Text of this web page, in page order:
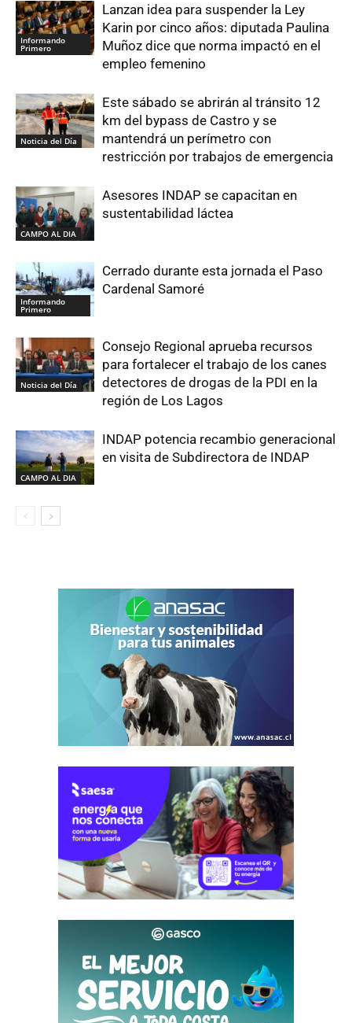
Informando
Primero
Lanzan idea para suspender la Ley
Karin por cinco años: diputada Paulina
Muñoz dice que norma impactó en el
empleo femenino
Noticia del Día
Este sábado se abrirán al tránsito 12
km del bypass de Castro y se
mantendrá un perímetro con
restricción por trabajos de emergencia
CAMPO AL DIA
Asesores INDAP se capacitan en
sustentabilidad láctea
Informando
Primero
Cerrado durante esta jornada el Paso
Cardenal Samoré
Noticia del Día
Consejo Regional aprueba recursos
para fortalecer el trabajo de los canes
detectores de drogas de la PDI en la
región de Los Lagos
CAMPO AL DIA
INDAP potencia recambio generacional
en visita de Subdirectora de INDAP